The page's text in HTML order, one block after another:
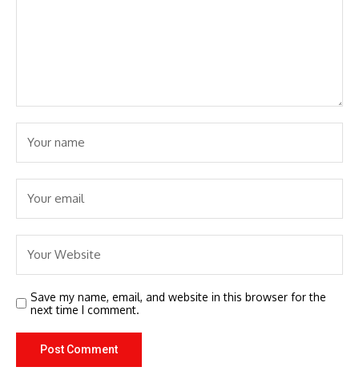
Save my name, email, and website in this browser for the
next time I comment.